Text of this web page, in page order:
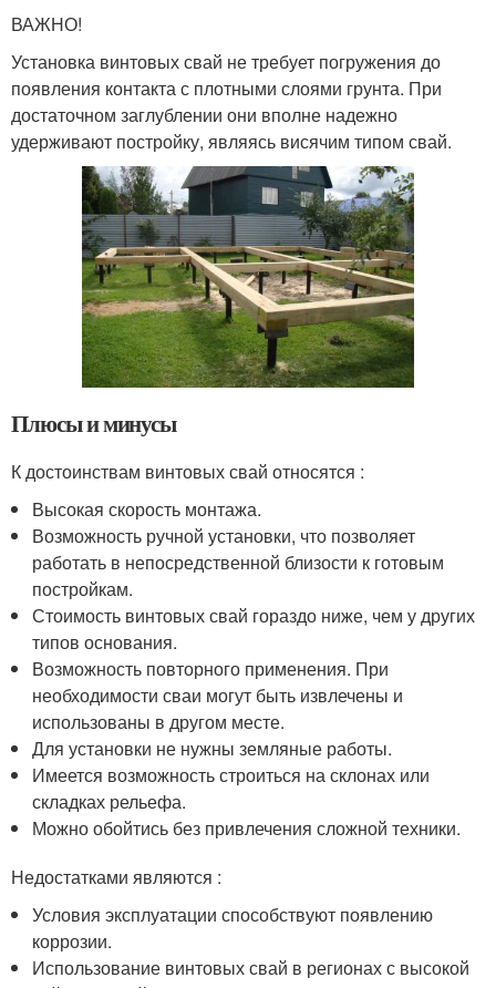
ВАЖНО!
Установка винтовых свай не требует погружения до
появления контакта с плотными слоями грунта. При
достаточном заглублении они вполне надежно
удерживают постройку, являясь висячим типом свай.
Плюсы и минусы
К достоинствам винтовых свай относятся :
Высокая скорость монтажа.
Возможность ручной установки, что позволяет
работать в непосредственной близости к готовым
постройкам.
Стоимость винтовых свай гораздо ниже, чем у других
типов основания.
Возможность повторного применения. При
необходимости сваи могут быть извлечены и
использованы в другом месте.
Для установки не нужны земляные работы.
Имеется возможность строиться на склонах или
складках рельефа.
Можно обойтись без привлечения сложной техники.
Недостатками являются :
Условия эксплуатации способствуют появлению
коррозии.
Использование винтовых свай в регионах с высокой